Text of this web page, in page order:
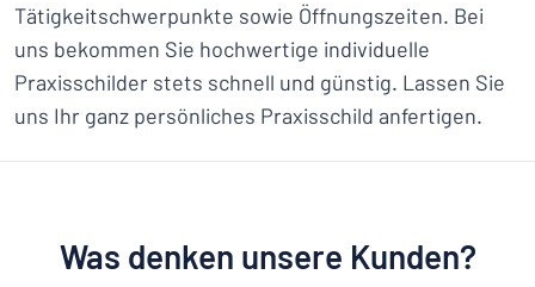
Tätigkeitschwerpunkte sowie Öffnungszeiten. Bei
uns bekommen Sie hochwertige individuelle
Praxisschilder stets schnell und günstig. Lassen Sie
uns Ihr ganz persönliches Praxisschild anfertigen.
Was denken unsere Kunden?